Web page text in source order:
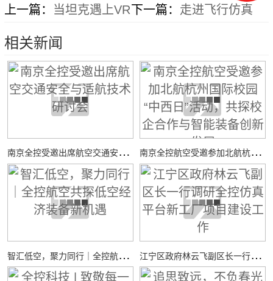
上一篇： 当坦克遇上VR下一篇： 走进飞行仿真
相关新闻
南
京全控受邀出席航空交通安全与适航技术研讨会 南
京全控航空受邀参加北航杭州国际校园“中西日”活动，共探校企合作与智能装备创新发展
智
汇低空，聚力同行｜全控航空共探低空经济装备新机遇 江
宁区政府林云飞副区长一行调研全控仿真平台新工厂项目建设工作